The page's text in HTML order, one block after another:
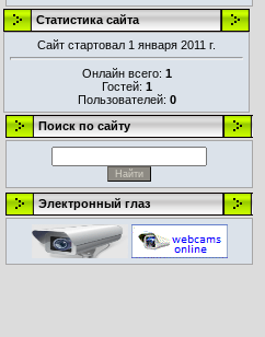
Статистика сайта
Сайт стартовал 1 января 2011 г.
Онлайн всего: 1
Гостей: 1
Пользователей: 0
Поиск по сайту
Электронный глаз